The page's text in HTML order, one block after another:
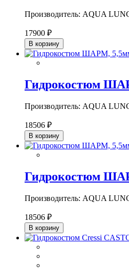
Производитель: AQUA
17900 ₽
В корзину
Гидрокостюм
Производитель: AQUA
18506 ₽
В корзину
Гидрокостюм
Производитель: AQUA
18506 ₽
В корзину